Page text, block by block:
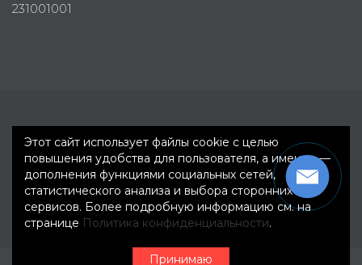
231001001
Этот сайт использует файлы cookie с целью
повышения удобства для пользователя, а именно —
дополнения функциями социальных сетей,
статистического анализа и выбора сторонних
сервисов. Более подробную информацию см. на
странице Политика конфиденциальности.
Принимаю